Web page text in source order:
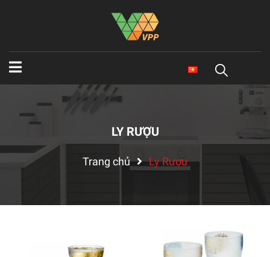
LY RƯỢU
Trang chủ Ly Rượu